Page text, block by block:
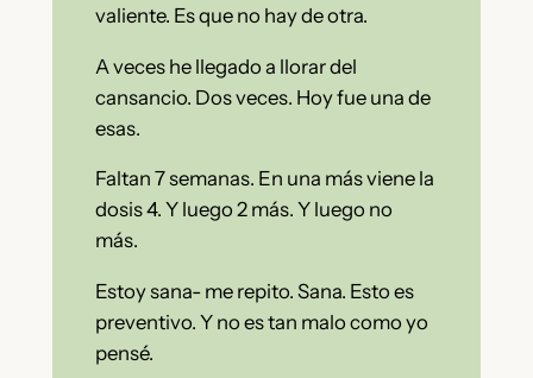
valiente. Es que no hay de otra.
A veces he llegado a llorar del
cansancio. Dos veces. Hoy fue una de
esas.
Faltan 7 semanas. En una más viene la
dosis 4. Y luego 2 más. Y luego no
más.
Estoy sana- me repito. Sana. Esto es
preventivo. Y no es tan malo como yo
pensé.